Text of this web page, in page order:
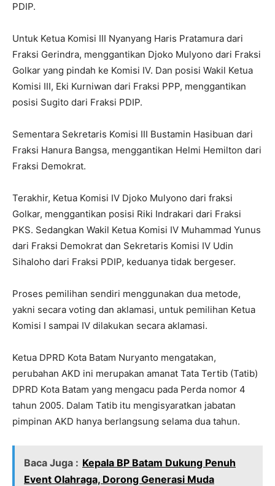
PDIP.
Untuk Ketua Komisi III Nyanyang Haris Pratamura dari
Fraksi Gerindra, menggantikan Djoko Mulyono dari Fraksi
Golkar yang pindah ke Komisi IV. Dan posisi Wakil Ketua
Komisi III, Eki Kurniwan dari Fraksi PPP, menggantikan
posisi Sugito dari Fraksi PDIP.
Sementara Sekretaris Komisi III Bustamin Hasibuan dari
Fraksi Hanura Bangsa, menggantikan Helmi Hemilton dari
Fraksi Demokrat.
Terakhir, Ketua Komisi IV Djoko Mulyono dari fraksi
Golkar, menggantikan posisi Riki Indrakari dari Fraksi
PKS. Sedangkan Wakil Ketua Komisi IV Muhammad Yunus
dari Fraksi Demokrat dan Sekretaris Komisi IV Udin
Sihaloho dari Fraksi PDIP, keduanya tidak bergeser.
Proses pemilihan sendiri menggunakan dua metode,
yakni secara voting dan aklamasi, untuk pemilihan Ketua
Komisi I sampai IV dilakukan secara aklamasi.
Ketua DPRD Kota Batam Nuryanto mengatakan,
perubahan AKD ini merupakan amanat Tata Tertib (Tatib)
DPRD Kota Batam yang mengacu pada Perda nomor 4
tahun 2005. Dalam Tatib itu mengisyaratkan jabatan
pimpinan AKD hanya berlangsung selama dua tahun.
Baca Juga : Kepala BP Batam Dukung Penuh
Event Olahraga, Dorong Generasi Muda